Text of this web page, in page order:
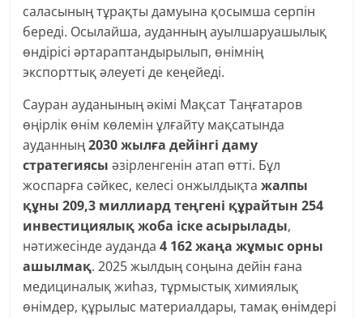
саласының тұрақты дамуына қосымша серпін
береді. Осылайша, ауданның ауылшаруашылық
өндірісі әртараптандырылып, өнімнің
экспорттық әлеуеті де кеңейеді.
Сауран ауданының әкімі Мақсат Таңғатаров
өңірлік өнім көлемін ұлғайту мақсатында
ауданның2030 жылға дейінгі даму
стратегиясы әзірленгенін атап өтті. Бұл
жоспарға сәйкес, келесі онжылдықтажалпы
құны 209,3 миллиард теңгені құрайтын 254
инвестициялық жоба іске асырылады,
нәтижесінде ауданда4 162 жаңа жұмыс орны
ашылмақ. 2025 жылдың соңына дейін ғана
медициналық жиһаз, тұрмыстық химиялық
өнімдер, құрылыс материалдары, тамақ өнімдері